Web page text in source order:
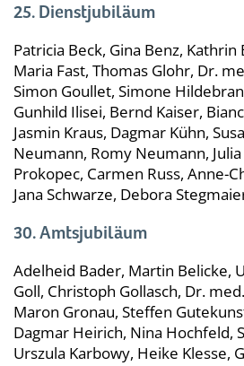
25. Dienstjubiläum
Patricia Beck, Gina Benz,
Maria Fast, Thomas Glohr, Dr.
Simon Goullet, Simone
Gunhild Ilisei, Bernd Kaiser,
Jasmin Kraus, Dagmar Kühn,
Neumann, Romy Neumann,
Prokopec, Carmen Russ, Anne-
Jana Schwarze, Debora
30. Amtsjubiläum
Adelheid Bader, Martin Belicke,
Goll, Christoph Gollasch, Dr.
Maron Gronau, Steffen
Dagmar Heirich, Nina Hochfeld,
Urszula Karbowy, Heike Klesse,